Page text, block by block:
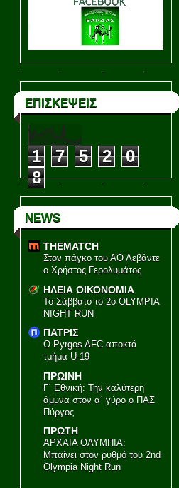
ΕΠΙΣΚΕΨΕΙΣ
1 7 5 2
0
8
NEWS
THEMATCH
Στον πάγκο του ΑΟ Λεβάντε
ο Χρήστος Γερολυμάτος
ΗΛΕΙΑ ΟΙΚΟΝΟΜΙΑ
Το Σάββατο το 2ο OLYMPIA
NIGHT RUN
ΠΑΤΡΙΣ
Ο Pyrgos AFC αποκτά
τμήμα U-19
ΠΡΩΙΝΗ
Γ΄ Εθνική: Την καλύτερη
άμυνα στον α΄ γύρο ο ΠΑΣ
Πύργος
ΠΡΩΤΗ
ΑΡΧΑΙΑ ΟΛΥΜΠΙΑ:
Μπαίνει στον ρυθμό του 2nd
Olympia Night Run